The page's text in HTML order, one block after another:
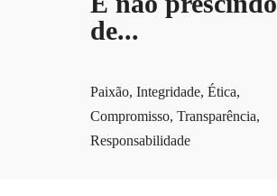
de...
Paixão, Integridade, Ética,
Compromisso, Transparência,
Responsabilidade